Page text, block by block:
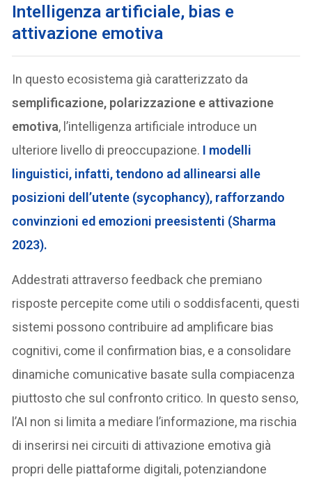
Intelligenza artificiale, bias e
attivazione emotiva
In questo ecosistema già caratterizzato da
semplificazione, polarizzazione e attivazione
emotiva, l’intelligenza artificiale introduce un
ulteriore livello di preoccupazione. I modelli
linguistici, infatti, tendono ad allinearsi alle
posizioni dell’utente (sycophancy), rafforzando
convinzioni ed emozioni preesistenti (Sharma
2023).
Addestrati attraverso feedback che premiano
risposte percepite come utili o soddisfacenti, questi
sistemi possono contribuire ad amplificare bias
cognitivi, come il confirmation bias, e a consolidare
dinamiche comunicative basate sulla compiacenza
piuttosto che sul confronto critico. In questo senso,
l’AI non si limita a mediare l’informazione, ma rischia
di inserirsi nei circuiti di attivazione emotiva già
propri delle piattaforme digitali, potenziandone